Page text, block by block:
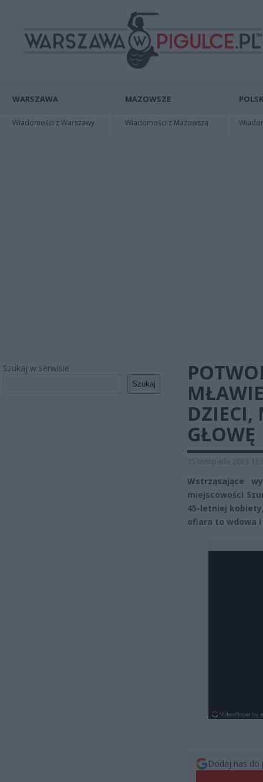
WARSZAWA
Wiadomości z Warszawy
MAZOWSZE
Wiadomości z Mazowsza
Szukaj w serwisie
Szukaj
DZIECI,
GŁOWĘ
15 listopada 2023
Wstrząsające
miejscowości
45-letniej
ofiara to wdowa
Dodaj nas do